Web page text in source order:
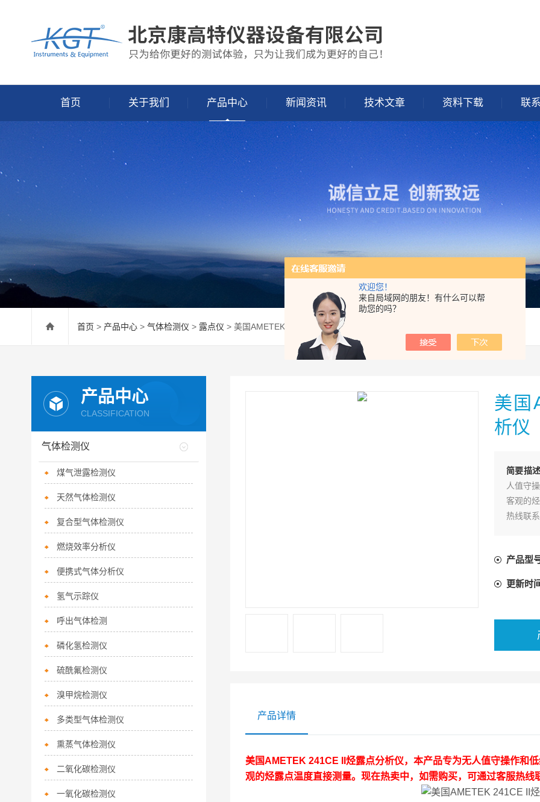
欢迎您！
来自局域网的朋友！有什么可以帮
助您的吗？
首页 关于我们 产品中心 新闻资讯 技术文章 资料下载 联
首页 > 产品中心 > 气体检测仪 > 露点仪 > 美国AMETEK 241CE II烃露点分析仪
美国
析仪
简要描
人值守
客观的
热线联
产品型
更新时
产品详情
美国AMETEK 241CE II烃露点分析仪，本产品专为无人值守操作和
观的烃露点温度直接测量。现在热卖中，如需购买，可通过客服热线
产品中心
CLASSIFICATION
气体检测仪
煤气泄露检测仪
天然气体检测仪
复合型气体检测仪
燃烧效率分析仪
便携式气体分析仪
氢气示踪仪
呼出气体检测
磷化氢检测仪
硫酰氟检测仪
溴甲烷检测仪
多类型气体检测仪
熏蒸气体检测仪
二氧化碳检测仪
一氧化碳检测仪